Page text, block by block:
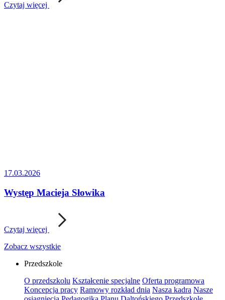
Czytaj więcej
17.03.2026
Występ Macieja Słowika
Czytaj więcej
Zobacz wszystkie
Przedszkole
O przedszkolu Kształcenie specjalne Oferta programowa
Koncepcja pracy Ramowy rozkład dnia Nasza kadra Nasze